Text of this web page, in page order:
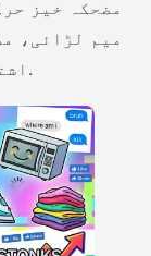
مضحکہ خیز
میم لڑائی،
اشتراک سوشل میڈیا ویڈیوز.